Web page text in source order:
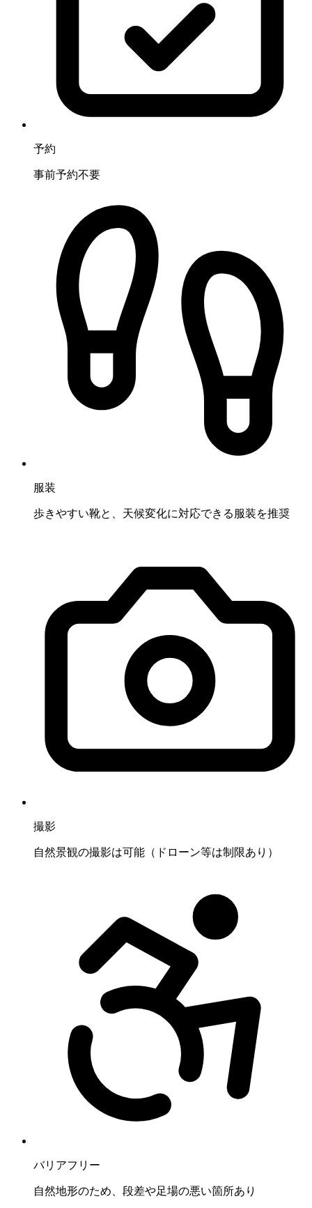
予約
事前予約不要
服装
歩きやすい靴と、天候変化に対応できる服装を推奨
撮影
自然景観の撮影は可能（ドローン等は制限あり）
バリアフリー
自然地形のため、段差や足場の悪い箇所あり